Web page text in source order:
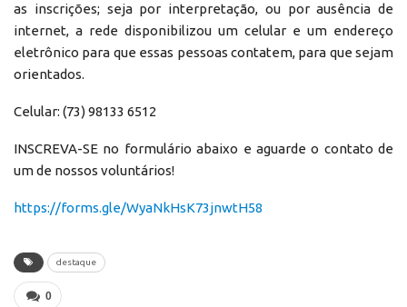
as inscrições; seja por interpretação, ou por ausência de
internet, a rede disponibilizou um celular e um endereço
eletrônico para que essas pessoas contatem, para que sejam
orientados.
Celular: (73) 98133 6512
INSCREVA-SE no formulário abaixo e aguarde o contato de
um de nossos voluntários!
https://forms.gle/WyaNkHsK73jnwtH58
destaque
0